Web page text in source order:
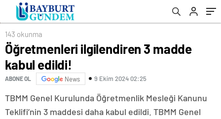
143 okunma
Öğretmenleri ilgilendiren 3 madde
kabul edildi!
ABONE OL News 9 Ekim 2024 02:25
TBMM Genel Kurulunda Öğretmenlik Mesleği Kanunu
Teklifi’nin 3 maddesi daha kabul edildi. TBMM Genel